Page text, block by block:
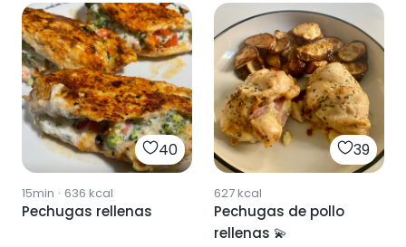
40
15min · 636 kcal
Pechugas rellenas
39
627kcal
Pechugas de pollo
rellenas 💫